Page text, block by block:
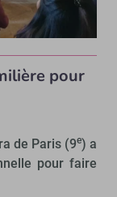
pour
de Paris (9e) a
pour faire